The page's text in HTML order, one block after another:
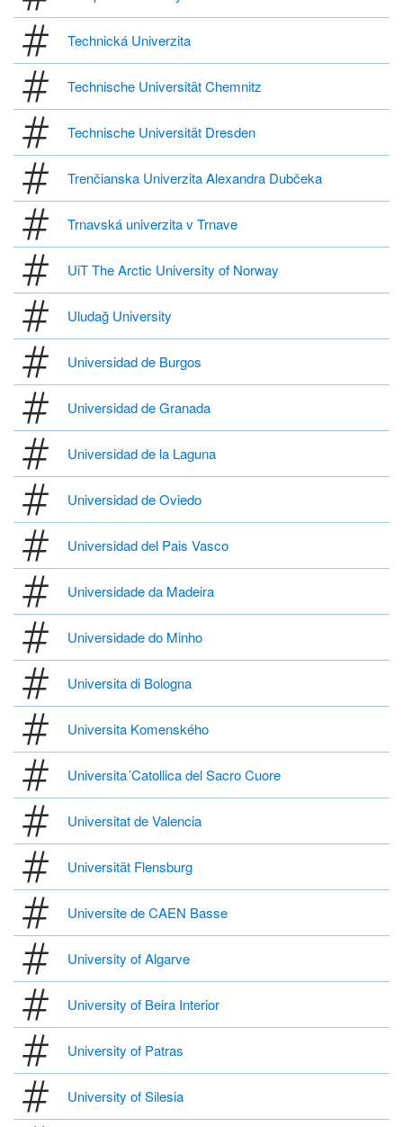
Technická Univerzita
Technische Universität Chemnitz
Technische Universität Dresden
Trenčianska Univerzita Alexandra Dubčeka
Trnavská univerzita v Trnave
UiT The Arctic University of Norway
Uludağ University
Universidad de Burgos
Universidad de Granada
Universidad de la Laguna
Universidad de Oviedo
Universidad del Pais Vasco
Universidade da Madeira
Universidade do Minho
Universita di Bologna
Universita Komenského
Universita´Catollica del Sacro Cuore
Universitat de Valencia
Universität Flensburg
Universite de CAEN Basse
University of Algarve
University of Beira Interior
University of Patras
University of Silesia